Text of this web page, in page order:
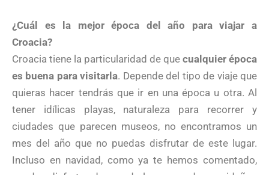
¿Cuál es la mejor época del año para viajar a
Croacia?
Croacia tiene la particularidad de que cualquier época
es buena para visitarla. Depende del tipo de viaje que
quieras hacer tendrás que ir en una época u otra. Al
tener idílicas playas, naturaleza para recorrer y
ciudades que parecen museos, no encontramos un
mes del año que no puedas disfrutar de este lugar.
Incluso en navidad, como ya te hemos comentado,